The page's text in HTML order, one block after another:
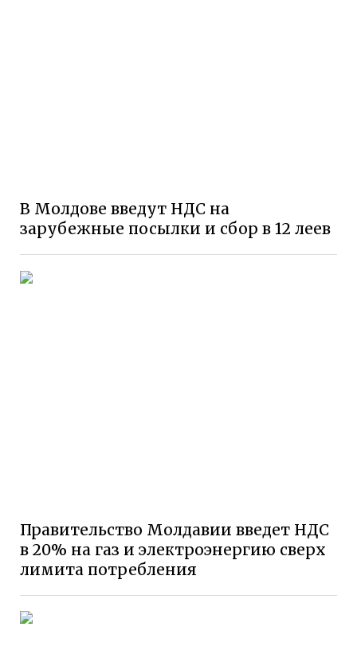
В Молдове введут НДС на
зарубежные посылки и сбор в 12 леев
Правительство Молдавии введет НДС
в 20% на газ и электроэнергию сверх
лимита потребления